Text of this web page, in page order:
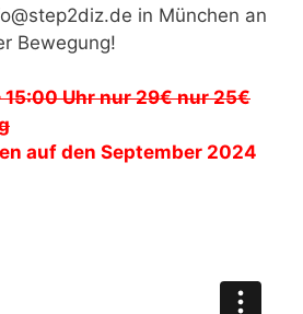
in München an
Bewegung!
15:00 Uhr nur 29€ nur 25€
auf den September 2024